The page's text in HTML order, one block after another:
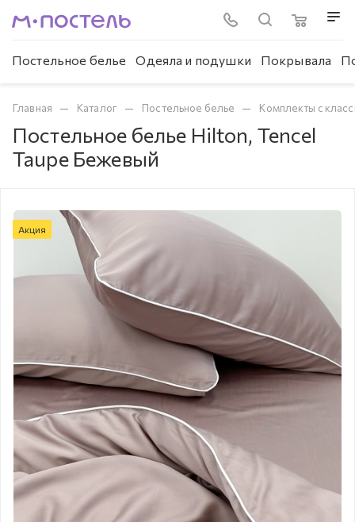
Постельное белье Одеяла и подушки Покрывала
Главная — Каталог — Постельное белье — Комплекты с
Постельное белье Hilton, Tencel
Taupe Бежевый
Акция